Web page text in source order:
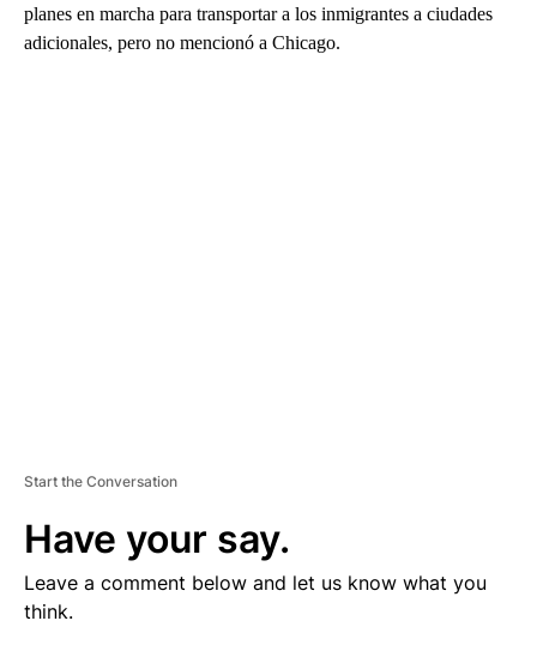
planes en marcha para transportar a los inmigrantes a ciudades
adicionales, pero no mencionó a Chicago.
Start the Conversation
Have your say.
Leave a comment below and let us know what you
think.